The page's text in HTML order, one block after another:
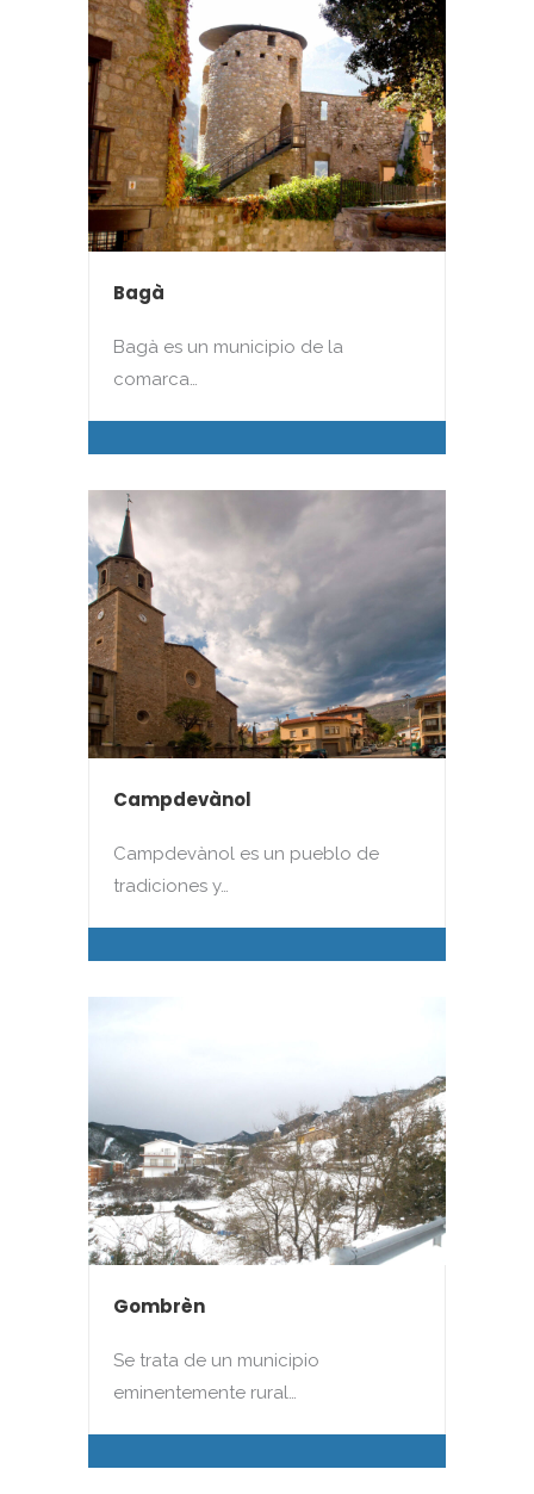
Bagà
Bagà es un municipio de la
comarca…
Campdevànol
Campdevànol es un pueblo de
tradiciones y…
Gombrèn
Se trata de un municipio
eminentemente rural…